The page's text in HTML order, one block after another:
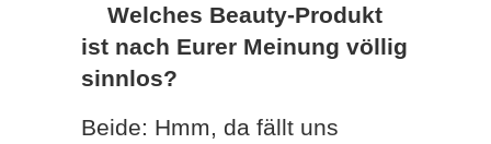
Welches Beauty-Produkt
ist nach Eurer Meinung völlig
sinnlos?
Beide: Hmm, da fällt uns